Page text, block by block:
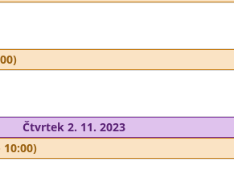
Čtvrtek 2. 11. 2023
10:00)